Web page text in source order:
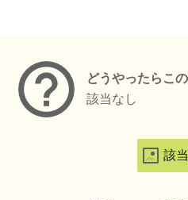
どうやったらこ
該当なし
該